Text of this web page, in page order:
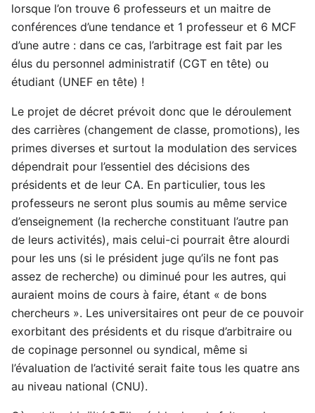
lorsque l’on trouve 6 professeurs et un maitre de
conférences d’une tendance et 1 professeur et 6 MCF
d’une autre : dans ce cas, l’arbitrage est fait par les
élus du personnel administratif (CGT en tête) ou
étudiant (UNEF en tête) !
Le projet de décret prévoit donc que le déroulement
des carrières (changement de classe, promotions), les
primes diverses et surtout la modulation des services
dépendrait pour l’essentiel des décisions des
présidents et de leur CA. En particulier, tous les
professeurs ne seront plus soumis au même service
d’enseignement (la recherche constituant l’autre pan
de leurs activités), mais celui-ci pourrait être alourdi
pour les uns (si le président juge qu’ils ne font pas
assez de recherche) ou diminué pour les autres, qui
auraient moins de cours à faire, étant « de bons
chercheurs ». Les universitaires ont peur de ce pouvoir
exorbitant des présidents et du risque d’arbitraire ou
de copinage personnel ou syndical, même si
l’évaluation de l’activité serait faite tous les quatre ans
au niveau national (CNU).